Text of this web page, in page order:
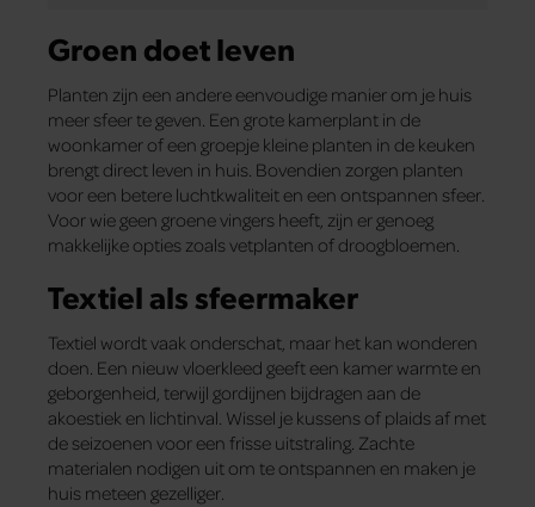
Groen doet leven
Planten zijn een andere eenvoudige manier om je huis
meer sfeer te geven. Een grote kamerplant in de
woonkamer of een groepje kleine planten in de keuken
brengt direct leven in huis. Bovendien zorgen planten
voor een betere luchtkwaliteit en een ontspannen sfeer.
Voor wie geen groene vingers heeft, zijn er genoeg
makkelijke opties zoals vetplanten of droogbloemen.
Textiel als sfeermaker
Textiel wordt vaak onderschat, maar het kan wonderen
doen. Een nieuw vloerkleed geeft een kamer warmte en
geborgenheid, terwijl gordijnen bijdragen aan de
akoestiek en lichtinval. Wissel je kussens of plaids af met
de seizoenen voor een frisse uitstraling. Zachte
materialen nodigen uit om te ontspannen en maken je
huis meteen gezelliger.